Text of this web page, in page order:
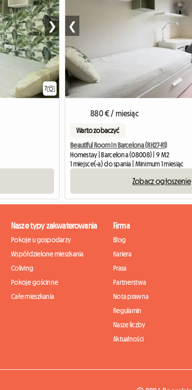
7
❯ ❮
880 € / miesiąc
Warto zobaczyć
Beautiful Room In Barcelona (RH27-R1)
Homestay | Barcelona (08008) | 9 M2
1 miejsce(-a) do spania | Minimum 1 miesiąc
Zobacz ogłoszenie
Nasze typy zakwaterowania
Pokoje u gospodarzy
Współdzielone mieszkania
Coliving
Pokoje gościnne
Całe mieszkania
Firma
Blog
Kariera
Prasa
Partnerstwa
Nota prawna
Regulamin
Nasze liczby
Aktualności